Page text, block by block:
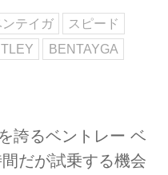
ンテイガ
スピード
BENTAYGA
誇るベントレー ベ
だが試乗する機会